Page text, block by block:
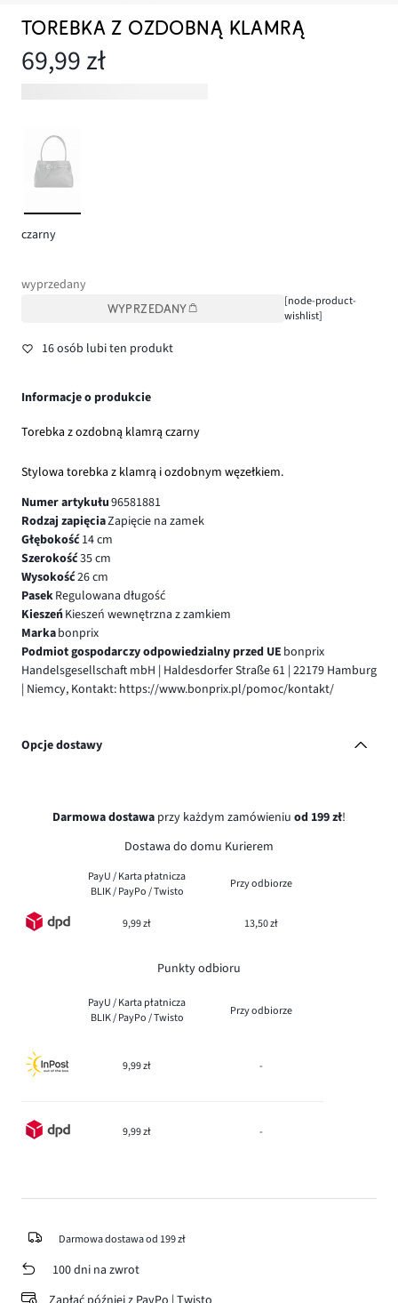
TOREBKA Z OZDOBNĄ KLAMRĄ
69,99 zł
czarny
wyprzedany
WYPRZEDANY
[node-product-
wishlist]
16 osób lubi ten produkt
Informacje o produkcie
Torebka z ozdobną klamrą czarny
Stylowa torebka z klamrą i ozdobnym węzełkiem.
Numer artykułu96581881
Rodzaj zapięciaZapięcie na zamek
Głębokość14 cm
Szerokość35 cm
Wysokość26 cm
PasekRegulowana długość
KieszeńKieszeń wewnętrzna z zamkiem
Markabonprix
Podmiot gospodarczy odpowiedzialny przed UE bonprix
Handelsgesellschaft mbH | Haldesdorfer Straße 61 | 22179 Hamburg
| Niemcy, Kontakt: https://www.bonprix.pl/pomoc/kontakt/
Opcje dostawy
Darmowa dostawa przy każdym zamówieniu od 199 zł!
Dostawa do domu Kurierem
PayU / Karta płatnicza
BLIK / PayPo / Twisto
Przy odbiorze
9,99 zł 13,50 zł
Punkty odbioru
PayU / Karta płatnicza
BLIK / PayPo / Twisto
Przy odbiorze
9,99 zł -
9,99 zł -
Darmowa dostawa od 199 zł
100 dni na zwrot